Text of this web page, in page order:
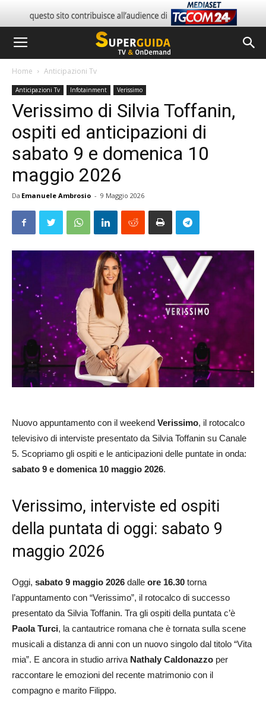
Home Anticipazioni Tv
Anticipazioni Tv Infotainment Verissimo
Verissimo di Silvia Toffanin,
ospiti ed anticipazioni di
sabato 9 e domenica 10
maggio 2026
Da Emanuele Ambrosio - 9 Maggio 2026
Nuovo appuntamento con il weekend Verissimo, il rotocalco
televisivo di interviste presentato da Silvia Toffanin su Canale
5. Scopriamo gli ospiti e le anticipazioni delle puntate in onda:
sabato 9 e domenica 10 maggio 2026.
Verissimo, interviste ed ospiti
della puntata di oggi: sabato 9
maggio 2026
Oggi, sabato 9 maggio 2026 dalle ore 16.30 torna
l’appuntamento con “Verissimo”, il rotocalco di successo
presentato da Silvia Toffanin. Tra gli ospiti della puntata c’è
Paola Turci, la cantautrice romana che è tornata sulla scene
musicali a distanza di anni con un nuovo singolo dal titolo “Vita
mia”. E ancora in studio arriva Nathaly Caldonazzo per
raccontare le emozioni del recente matrimonio con il
compagno e marito Filippo.